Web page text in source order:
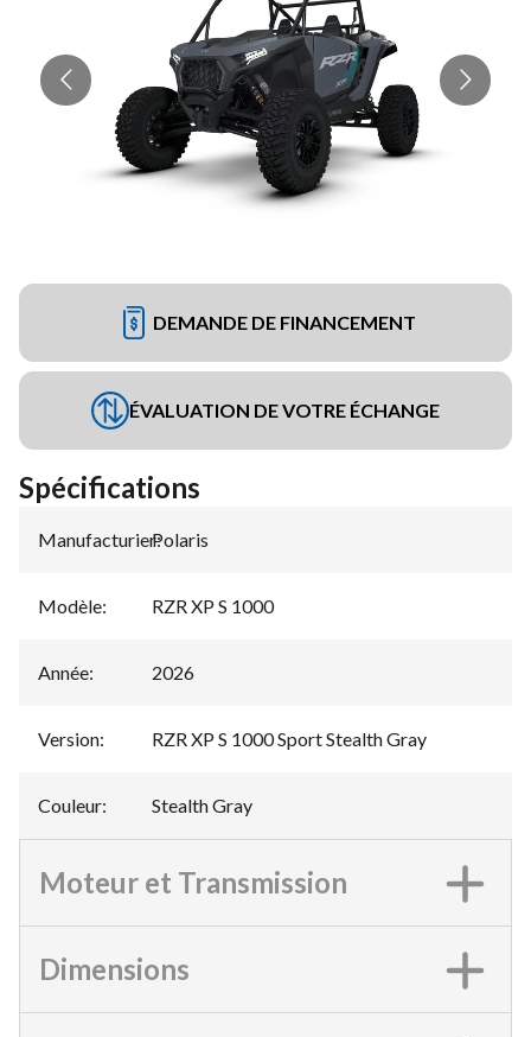
DEMANDE DE FINANCEMENT
ÉVALUATION DE VOTRE ÉCHANGE
Spécifications
Manufacturier:
Polaris
Modèle: RZR XP S 1000
Année: 2026
Version: RZR XP S 1000 Sport Stealth Gray
Couleur: Stealth Gray
Moteur et Transmission
Dimensions